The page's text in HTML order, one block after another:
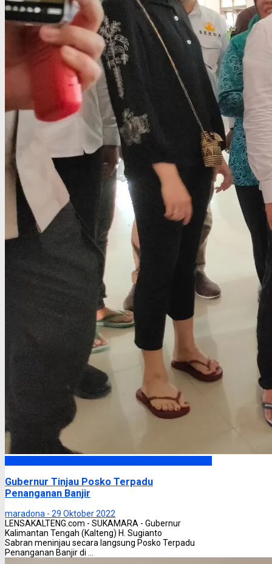
Gubernur Tinjau Posko Terpadu
Penanganan Banjir
maradona - 29 Oktober 2022
LENSAKALTENG.com - SUKAMARA - Gubernur
Kalimantan Tengah (Kalteng) H. Sugianto
Sabran meninjau secara langsung Posko Terpadu
Penanganan Banjir di ...